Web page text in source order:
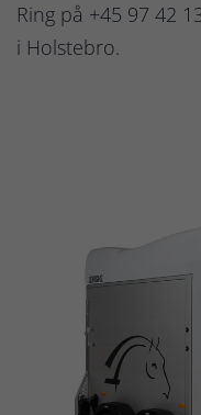
Ring på +45 97 42
i Holstebro.